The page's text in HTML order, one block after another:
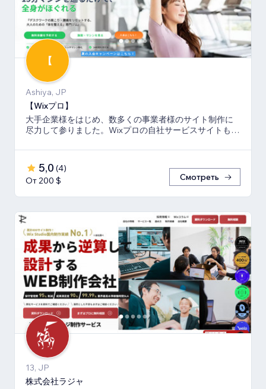
【
Ashiya, JP
【Wixプロ】
大手企業様をはじめ、数多くの事業者様のサイト制作に
尽力して参りました。Wixプロの自社サービスサイトも多
5,0 (4)
От 200 $
Смотреть
13, JP
株式会社ラジャ